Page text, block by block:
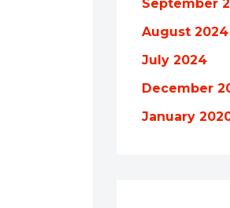
September
August 2024
July 2024
December
January